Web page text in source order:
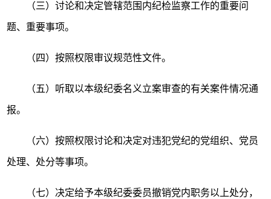
（三）讨论和决定管辖范围内纪检监察工作的重要问
题、重要事项。
（四）按照权限审议规范性文件。
（五）听取以本级纪委名义立案审查的有关案件情况通
报。
（六）按照权限讨论和决定对违犯党纪的党组织、党员
处理、处分等事项。
（七）决定给予本级纪委委员撤销党内职务以上处分，